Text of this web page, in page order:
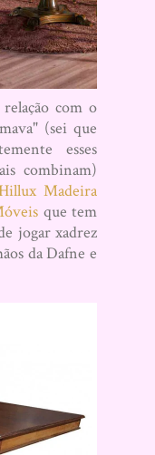
com o
(sei que
esses
combinam)
Madeira
que tem
jogar xadrez
da Dafne e